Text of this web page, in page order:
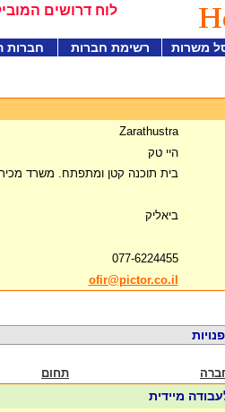
לוח דרושים
משרות רשימת חברות חברות
Zarathustra
היי טק
בית תוכנה קטן ומתפתח. משרד
ביאליק
077-6224455
ofir@pictor.co.il
תחום